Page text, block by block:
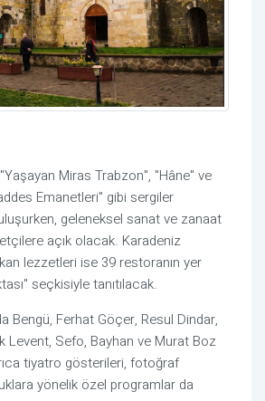
Miras Trabzon", "Hâne" ve
Emanetleri" gibi sergiler
geleneksel sanat ve zanaat
açık olacak. Karadeniz
lezzetleri ise 39 restoranın yer
seçkisiyle tanıtılacak.
Bengü, Ferhat Göçer, Resul Dindar,
Levent, Sefo, Bayhan ve Murat Boz
tiyatro gösterileri, fotoğraf
yönelik özel programlar da